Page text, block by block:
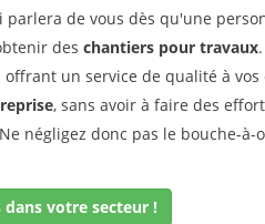
de vous dès qu'une
des chantiers pour travaux.
un service de qualité à
, sans avoir à faire des
négligez donc pas le bouche-
votre secteur !